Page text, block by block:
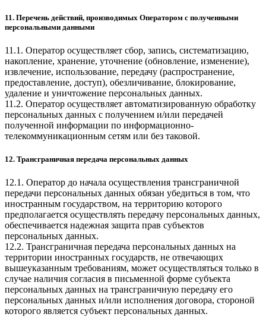
11. Перечень действий, производимых Оператором с полученными
персональными данными
11.1. Оператор осуществляет сбор, запись, систематизацию,
накопление, хранение, уточнение (обновление, изменение),
извлечение, использование, передачу (распространение,
предоставление, доступ), обезличивание, блокирование,
удаление и уничтожение персональных данных.
11.2. Оператор осуществляет автоматизированную обработку
персональных данных с получением и/или передачей
полученной информации по информационно-
телекоммуникационным сетям или без таковой.
12. Трансграничная передача персональных данных
12.1. Оператор до начала осуществления трансграничной
передачи персональных данных обязан убедиться в том, что
иностранным государством, на территорию которого
предполагается осуществлять передачу персональных данных,
обеспечивается надежная защита прав субъектов
персональных данных.
12.2. Трансграничная передача персональных данных на
территории иностранных государств, не отвечающих
вышеуказанным требованиям, может осуществляться только в
случае наличия согласия в письменной форме субъекта
персональных данных на трансграничную передачу его
персональных данных и/или исполнения договора, стороной
которого является субъект персональных данных.